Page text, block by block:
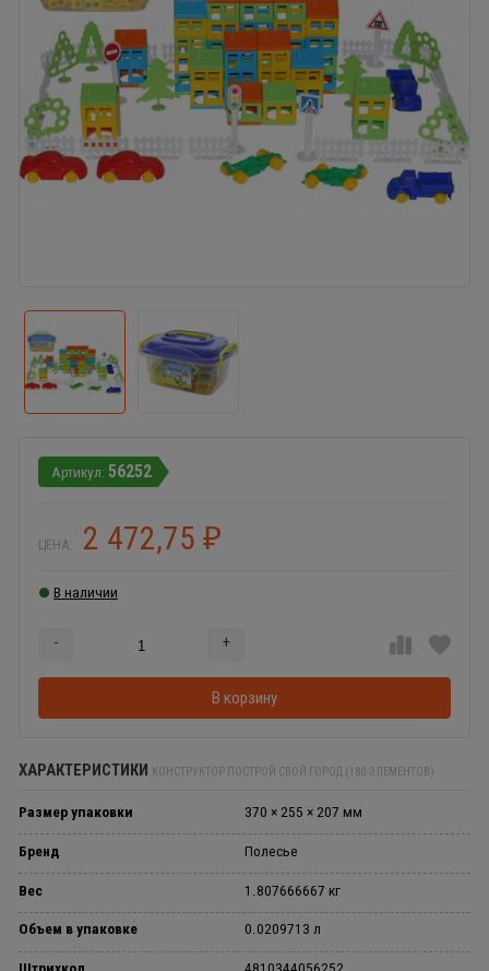
56252
ЦЕНА: 2 472,75 ₽
В наличии
- +
В корзину
ХАРАКТЕРИСТИКИ КОНСТРУКТОР ПОСТРОЙ СВОЙ ГОРОД (180 ЭЛЕМЕНТОВ)
Размер упаковки 370 × 255 × 207 мм
Бренд Полесье
Вес 1.807666667 кг
Объем в упаковке 0.0209713 л